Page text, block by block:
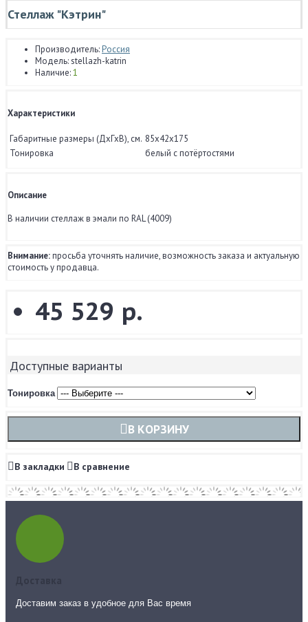
Стеллаж "Кэтрин"
Производитель:Россия
Модель:stellazh-katrin
Наличие:1
Характеристики
Габаритные размеры (ДхГхВ), см. 85x42x175
Тонировка
белый с потёртостями
Описание
В наличии стеллаж в эмали по RAL (4009)
Внимание:просьба уточнять наличие, возможность заказа и актуальную
стоимость у продавца.
45 529 р.
Доступные варианты
Тонировка
В КОРЗИНУ
В закладки В сравнение
Доставим заказ в удобное для Вас время